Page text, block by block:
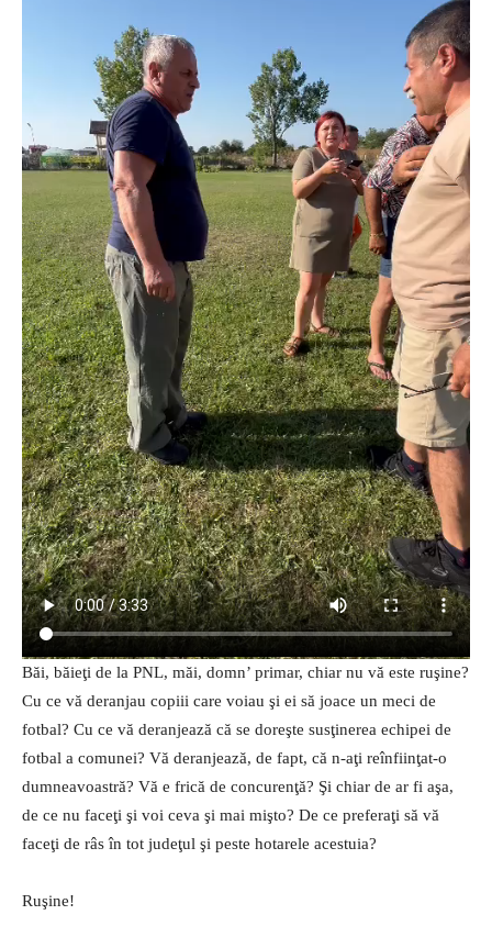
Băi, băieţi de la PNL, măi, domn’ primar, chiar nu vă este ruşine?
Cu ce vă deranjau copiii care voiau şi ei să joace un meci de
fotbal? Cu ce vă deranjează că se doreşte susţinerea echipei de
fotbal a comunei? Vă deranjează, de fapt, că n-aţi reînfiinţat-o
dumneavoastră? Vă e frică de concurenţă? Şi chiar de ar fi aşa,
de ce nu faceţi şi voi ceva şi mai mişto? De ce preferaţi să vă
faceţi de râs în tot judeţul şi peste hotarele acestuia?
Ruşine!